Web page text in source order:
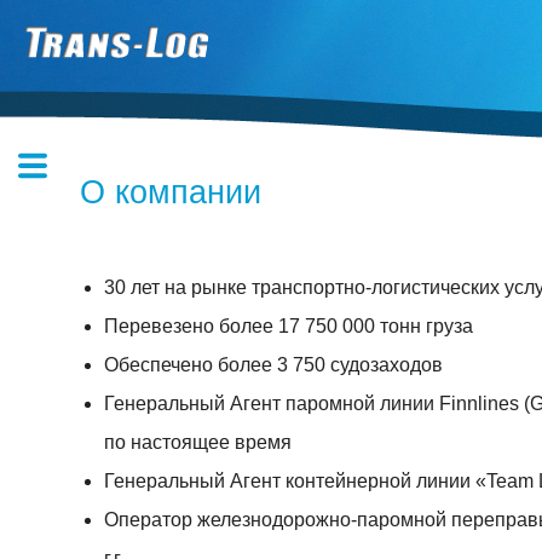
О компании
30 лет на рынке транспортно-логистических
Перевезено более 17 750 000 тонн груза
Обеспечено более 3 750 судозаходов
Генеральный Агент паромной линии Finnlines
по настоящее время
Генеральный Агент контейнерной линии «Team
Оператор железнодорожно-паромной
География
международных